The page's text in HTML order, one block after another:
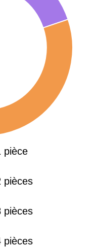
12 687 €
15 155 €
pièce
pièces
pièces
pièces